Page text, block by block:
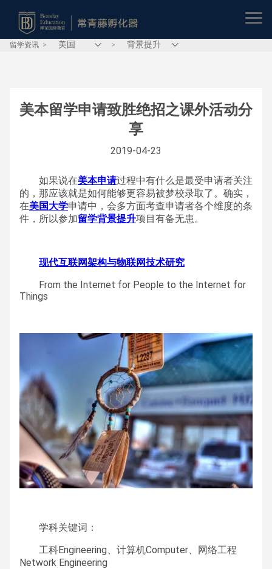
留学资讯 > >
美本留学申请致胜绝招之课外活动分
享
2019-04-23
如果说在美本申请过程中有什么是最受申请者关注
的，那应该就是如何能够更容易被梦校录取了。确实，
在美国大学申请中，会多方面考查申请者各个维度的条
件，所以参加留学背景提升项目有备无患。
现代互联网架构与物联网技术研究
From the Internet for People to the Internet for
Things
学科关键词：
工科Engineering、计算机Computer、网络工程
Network Engineering